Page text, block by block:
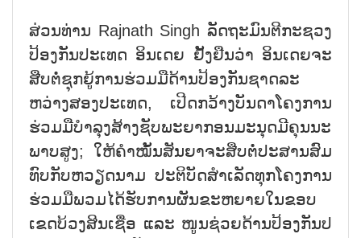
ສ່ວນ​ທ່ານ Rajnath Singh ລັດ​ຖະ​ມົນ​ຕີ​ກະ​ຊວງ​
ປ້ອງ​ກັນ​ປະ​ເທດ ອິນ​ເດຍ ຢັ້ງ​ຢືນ​ວ່າ ອິນ​ເດຍ​ຈະ​
ສືບ​ຕໍ່​ຊຸກ​ຍູ້​ການ​ຮ່ວມ​ມື​ດ້ານ​ປ້ອງ​ກັນ​ຊາດ​ລະ​
ຫວ່າງ​ສອງ​ປະ​ເທດ, ເປີດກວ້າງ​ບັນ​ດາ​ໂຄງ​ການ​
ຮ່ວມ​ມື​ບຳ​ລຸງ​ສ້າງ​ຊັບ​ພະ​ຍາ​ກອນ​ມະ​ນຸດ​ມີ​ຄຸນ​ນະ​
ພາບ​ສູງ; ໃຫ້​ຄຳ​ໝັ້ນ​ສັນ​ຍາ​ຈະ​ສືບ​ຕໍ່​ປະ​ສານ​ສົມ​
ທົບ​ກັບ​ຫວຽດ​ນາມ ປະ​ຕິ​ບັດ​ສຳ​ເລັດ​ທຸກ​ໂຄງ​ການ​
ຮ່ວມ​ມື​ພວມ​ໄດ້​ຮັບ​ການ​ຜັນ​ຂະ​ຫຍາຍ​ໃນ​ຂອບ​
ເຂດ​ບ້ວງ​ສິນ​ເຊື່ອ ແລະ ໜູນ​ຊ່ວຍ​ດ້ານ​ປ້ອງ​ກັນ​ປ​